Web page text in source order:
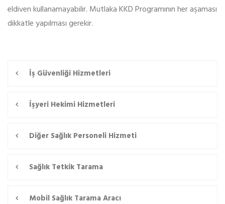
eldiven kullanamayabilir. Mutlaka KKD Programının her aşaması
dikkatle yapılması gerekir.
İş Güvenliği Hizmetleri
İşyeri Hekimi Hizmetleri
Diğer Sağlık Personeli Hizmeti
Sağlık Tetkik Tarama
Mobil Sağlık Tarama Aracı